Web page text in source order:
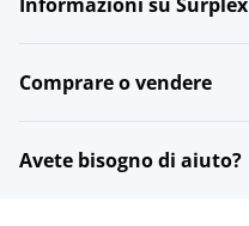
Comprare o vendere
Avete bisogno di aiuto?